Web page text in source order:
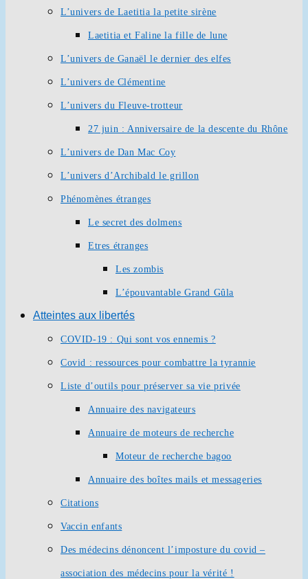
L’univers de Laetitia la petite sirène
Laetitia et Faline la fille de lune
L’univers de Ganaël le dernier des elfes
L’univers de Clémentine
L’univers du Fleuve-trotteur
27 juin : Anniversaire de la descente du Rhône
L’univers de Dan Mac Coy
L’univers d’Archibald le grillon
Phénomènes étranges
Le secret des dolmens
Etres étranges
Les zombis
L’épouvantable Grand Gûla
Atteintes aux libertés
COVID-19 : Qui sont vos ennemis ?
Covid : ressources pour combattre la tyrannie
Liste d’outils pour préserver sa vie privée
Annuaire des navigateurs
Annuaire de moteurs de recherche
Moteur de recherche bagoo
Annuaire des boîtes mails et messageries
Citations
Vaccin enfants
Des médecins dénoncent l’imposture du covid –
association des médecins pour la vérité !